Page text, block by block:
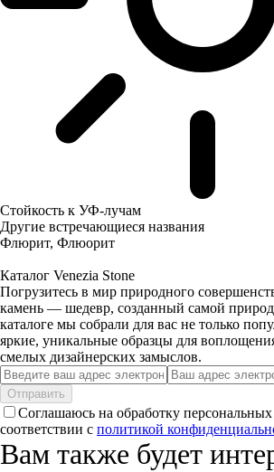
Стойкость к УФ-лучам
Другие встречающиеся названия
Флюрит, Флюорит
Каталог Venezia Stone
Погрузитесь в мир природного
камень — шедевр, созданный самой
каталоге мы собрали для вас не только
яркие, уникальные образцы для
смелых дизайнерских замыслов.
Отправить
Соглашаюсь на обработку
соответствии с политикой
Вам также будет